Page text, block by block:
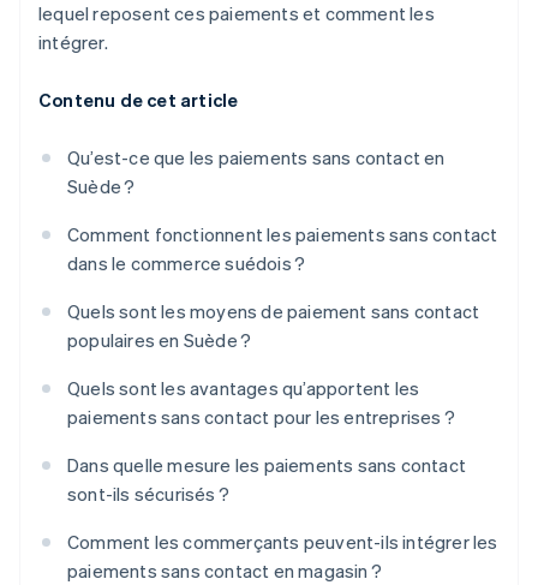
lequel reposent ces paiements et comment les
intégrer.
Contenu de cet article
Qu’est-ce que les paiements sans contact en
Suède ?
Comment fonctionnent les paiements sans contact
dans le commerce suédois ?
Quels sont les moyens de paiement sans contact
populaires en Suède ?
Quels sont les avantages qu’apportent les
paiements sans contact pour les entreprises ?
Dans quelle mesure les paiements sans contact
sont-ils sécurisés ?
Comment les commerçants peuvent-ils intégrer les
paiements sans contact en magasin ?